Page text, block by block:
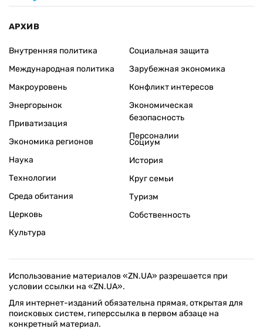
АРХИВ
Внутренняя политика
Международная политика
Макроуровень
Энергорынок
Приватизация
Экономика регионов
Социальная защита
Зарубежная экономика
Конфликт интересов
Экономическая
безопасность
Персоналии
Наука
Технологии
Среда обитания
Церковь
Культура
Социум
История
Круг семьи
Туризм
Собственность
Использование материалов «ZN.UA» разрешается при
условии ссылки на «ZN.UA».
Для интернет-изданий обязательна прямая, открытая для
поисковых систем, гиперссылка в первом абзаце на
конкретный материал.